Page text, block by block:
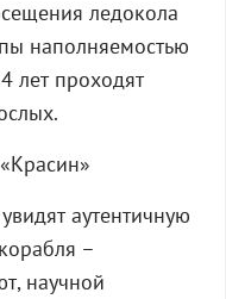
ледокола
наполняемостью
лет проходят
аутентичную
–
научной